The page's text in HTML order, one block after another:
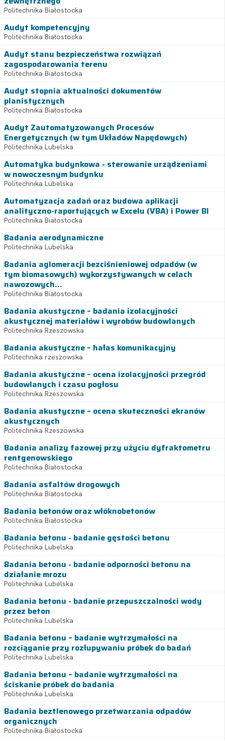
Politechnika Białostocka
Audyt kompetencyjny
Politechnika Białostocka
Audyt stanu bezpieczeństwa rozwiązań
zagospodarowania terenu
Politechnika Białostocka
Audyt stopnia aktualności dokumentów
planistycznych
Politechnika Białostocka
Audyt Zautomatyzowanych Procesów
Energetycznych (w tym Układów Napędowych)
Politechnika Lubelska
Automatyka budynkowa - sterowanie urządzeniami
w nowoczesnym budynku
Politechnika Lubelska
Automatyzacja zadań oraz budowa aplikacji
analityczno-raportujących w Excelu (VBA) i Power BI
Politechnika Białostocka
Badania aerodynamiczne
Politechnika Lubelska
Badania aglomeracji bezciśnieniowej odpadów (w
tym biomasowych) wykorzystywanych w celach
nawozowych...
Politechnika Białostocka
Badania akustyczne – badania izolacyjności
akustycznej materiałów i wyrobów budowlanych
Politechnika Rzeszowska
Badania akustyczne – hałas komunikacyjny
Politechnika rzeszowska
Badania akustyczne – ocena izolacyjności przegród
budowlanych i czasu pogłosu
Politechnika Rzeszowska
Badania akustyczne – ocena skuteczności ekranów
akustycznych
Politechnika Rzeszowska
Badania analizy fazowej przy użyciu dyfraktometru
rentgenowskiego
Politechnika Białostocka
Badania asfaltów drogowych
Politechnika Białostocka
Badania betonów oraz włóknobetonów
Politechnika Białostocka
Badania betonu - badanie gęstości betonu
Politechnika Lubelska
Badania betonu - badanie odporności betonu na
działanie mrozu
Politechnika Lubelska
Badania betonu - badanie przepuszczalności wody
przez beton
Politechnika Lubelska
Badania betonu – badanie wytrzymałości na
rozciąganie przy rozłupywaniu próbek do badań
Politechnika Lubelska
Badania betonu – badanie wytrzymałości na
ściskanie próbek do badania
Politechnika Lubelska
Badania beztlenowego przetwarzania odpadów
organicznych
Politechnika Białostocka